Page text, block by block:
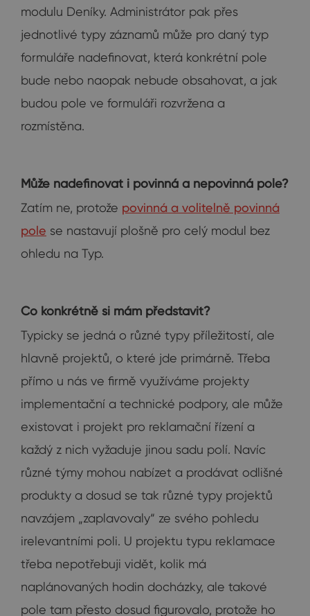
modulu Deníky. Administrátor pak přes
jednotlivé typy záznamů může pro daný typ
formuláře nadefinovat, která konkrétní pole
bude nebo naopak nebude obsahovat, a jak
budou pole ve formuláři rozvržena a
rozmístěna.
Může nadefinovat i povinná a nepovinná pole?
Zatím ne, protože povinná a volitelně povinná
pole se nastavují plošně pro celý modul bez
ohledu na Typ.
Co konkrétně si mám představit?
Typicky se jedná o různé typy příležitostí, ale
hlavně projektů, o které jde primárně. Třeba
přímo u nás ve firmě využíváme projekty
implementační a technické podpory, ale může
existovat i projekt pro reklamační řízení a
každý z nich vyžaduje jinou sadu polí. Navíc
různé týmy mohou nabízet a prodávat odlišné
produkty a dosud se tak různé typy projektů
navzájem „zaplavovaly“ ze svého pohledu
irelevantními poli. U projektu typu reklamace
třeba nepotřebuji vidět, kolik má
naplánovaných hodin docházky, ale takové
pole tam přesto dosud figurovalo, protože ho